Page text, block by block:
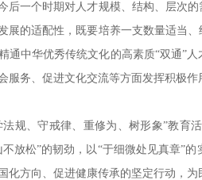
后一个时期对人才规模、结构、层次
展的适配性，既要培养一支数量适当
通中华优秀传统文化的高素质“双通”
服务、促进文化交流等方面发挥积极
法规、守戒律、重修为、树形象”教育
不放松”的韧劲，以“于细微处见真章”
化方向、促进健康传承的坚定行动，